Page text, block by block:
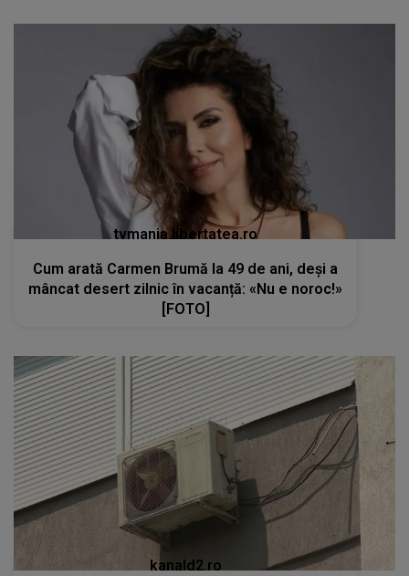
tvmania.libertatea.ro
Cum arată Carmen Brumă la 49 de ani, deși a
mâncat desert zilnic în vacanță: «Nu e noroc!»
[FOTO]
kanald2.ro